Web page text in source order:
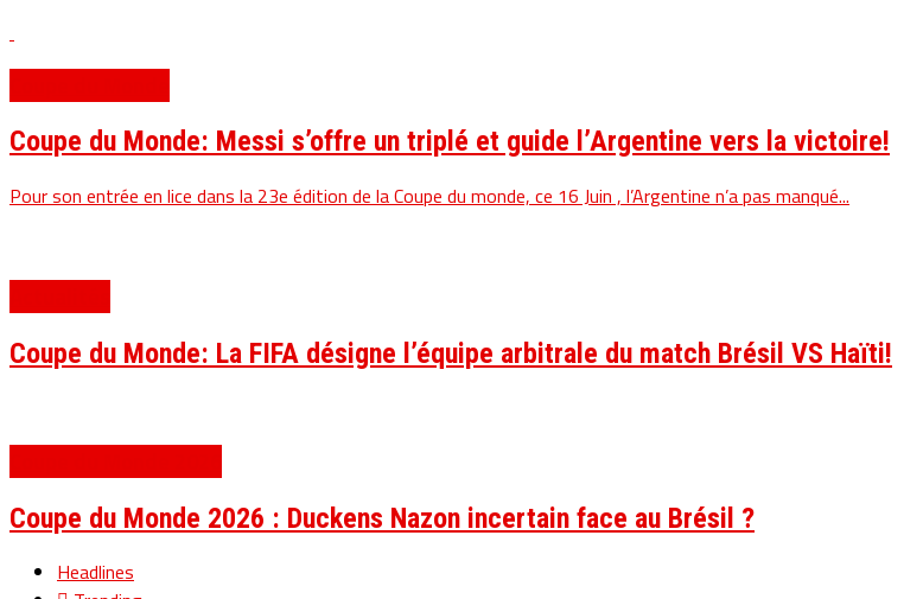
Coupe du Monde: Messi s’offre un triplé et guide l’Argentine vers la victoire!
Pour son entrée en lice dans la 23e édition de la Coupe du monde, ce 16 Juin , l’Argentine n’a pas manqué...
Coupe du Monde: La FIFA désigne l’équipe arbitrale du match Brésil VS Haïti!
Coupe du Monde 2026 : Duckens Nazon incertain face au Brésil ?
Headlines